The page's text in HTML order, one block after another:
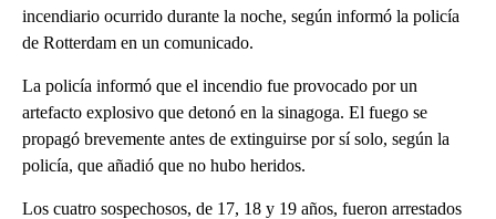
incendiario ocurrido durante la noche, según informó la policía
de Rotterdam en un comunicado.
La policía informó que el incendio fue provocado por un
artefacto explosivo que detonó en la sinagoga. El fuego se
propagó brevemente antes de extinguirse por sí solo, según la
policía, que añadió que no hubo heridos.
Los cuatro sospechosos, de 17, 18 y 19 años, fueron arrestados